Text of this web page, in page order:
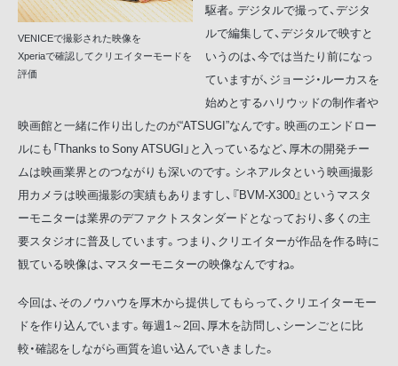
VENICEで撮影された映像を
Xperiaで確認してクリエイターモードを
評価
駆者。デジタルで撮って、デジタ
ルで編集して、デジタルで映すと
いうのは、今では当たり前になっ
ていますが、ジョージ・ルーカスを
始めとするハリウッドの制作者や
映画館と一緒に作り出したのが“ATSUGI”なんです。映画のエンドロー
ルにも「Thanks to Sony ATSUGI」と入っているなど、厚木の開発チー
ムは映画業界とのつながりも深いのです。シネアルタという映画撮影
用カメラは映画撮影の実績もありますし、『BVM-X300』というマスタ
ーモニターは業界のデファクトスタンダードとなっており、多くの主
要スタジオに普及しています。つまり、クリエイターが作品を作る時に
観ている映像は、マスターモニターの映像なんですね。
今回は、そのノウハウを厚木から提供してもらって、クリエイターモー
ドを作り込んでいます。毎週1～2回、厚木を訪問し、シーンごとに比
較・確認をしながら画質を追い込んでいきました。